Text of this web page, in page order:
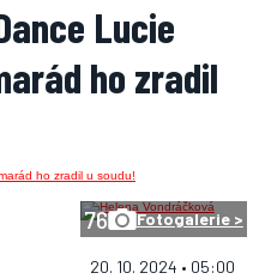
Lucie
ho zradil
76 Fotogalerie >
20. 10. 2024 • 05:00